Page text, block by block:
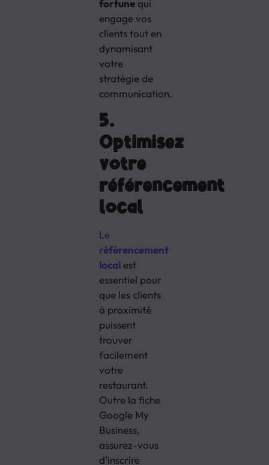
fortune qui
engage vos
clients tout en
dynamisant
votre
stratégie de
communication.
5.
Optimisez
votre
référencement
local
Le
référencement
local est
essentiel pour
que les clients
à proximité
puissent
trouver
facilement
votre
restaurant.
Outre la fiche
Google My
Business,
assurez-vous
d’inscrire